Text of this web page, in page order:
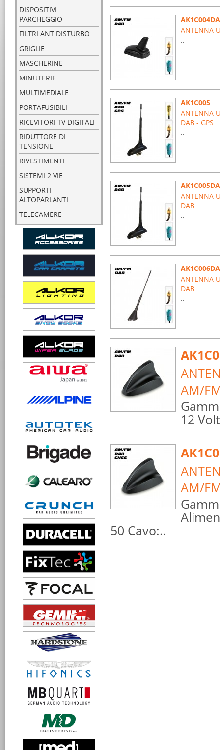
DISPOSITIVI
PARCHEGGIO
FILTRI ANTIDISTURBO
GRIGLIE
MASCHERINE
MINUTERIE
MULTIMEDIALE
PORTAFUSIBILI
RICEVITORI TV DIGITALI
RIDUTTORE DI
TENSIONE
RIVESTIMENTI
SISTEMI 2 VIE
SUPPORTI
ALTOPARLANTI
TELECAMERE
ANTENNA
..
AK1C005
ANTENNA
DAB - GPS
..
ANTENNA
DAB
..
ANTENNA
DAB
..
AM/
12
AM/
50 Cavo:..